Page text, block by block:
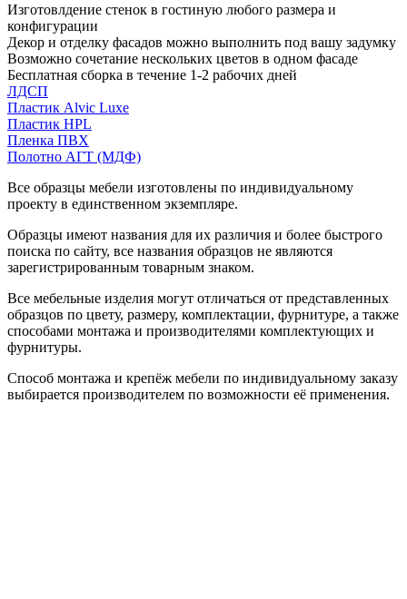
Изготовлдение стенок в гостиную любого размера и
конфигурации
Декор и отделку фасадов можно выполнить под вашу задумку
Возможно сочетание нескольких цветов в одном фасаде
Бесплатная сборка в течение 1-2 рабочих дней
ЛДСП
Пластик Alvic Luxe
Пластик HPL
Пленка ПВХ
Полотно АГТ (МДФ)
Все образцы мебели изготовлены по индивидуальному
проекту в единственном экземпляре.
Образцы имеют названия для их различия и более быстрого
поиска по сайту, все названия образцов не являются
зарегистрированным товарным знаком.
Все мебельные изделия могут отличаться от представленных
образцов по цвету, размеру, комплектации, фурнитуре, а также
способами монтажа и производителями комплектующих и
фурнитуры.
Способ монтажа и крепёж мебели по индивидуальному заказу
выбирается производителем по возможности её применения.